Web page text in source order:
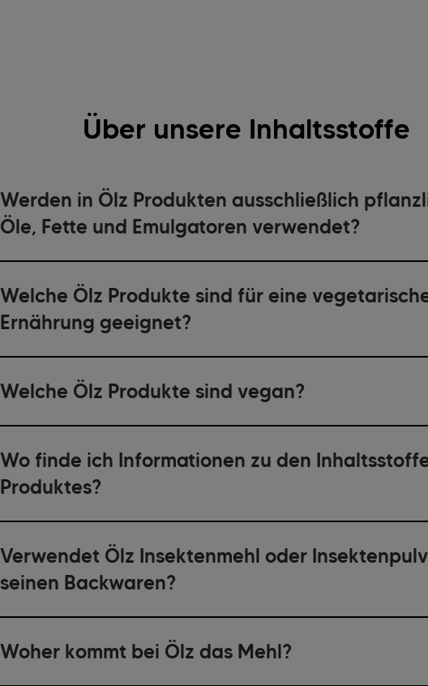
Über unsere Inhaltsstoffe
Werden in Ölz Produkten ausschließlich
Öle, Fette und Emulgatoren verwendet?
Welche Ölz Produkte sind für eine
Ernährung geeignet?
Welche Ölz Produkte sind vegan?
Wo finde ich Informationen zu den
Produktes?
Verwendet Ölz Insektenmehl oder
seinen Backwaren?
Woher kommt bei Ölz das Mehl?